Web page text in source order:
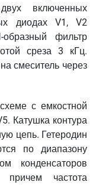
включенных
диодах V1, V2
фильтр
среза 3 кГц.
смеситель через
с емкостной
Катушка контура
цепь. Гетеродин
по диапазону
конденсаторов
частота